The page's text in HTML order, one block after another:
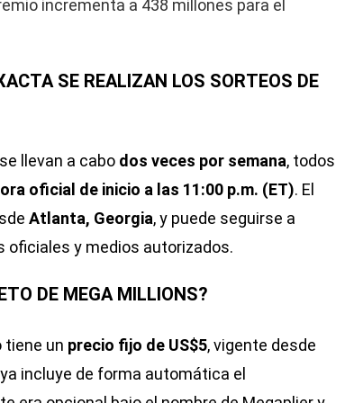
incrementa a 438 millones para el
SE REALIZAN LOS SORTEOS DE
llevan a cabo dos veces por semana, todos
oficial de inicio a las 11:00 p.m. (ET). El
Atlanta, Georgia, y puede seguirse a
y medios autorizados.
DE MEGA MILLIONS?
tiene un precio fijo de US$5, vigente desde
incluye de forma automática el